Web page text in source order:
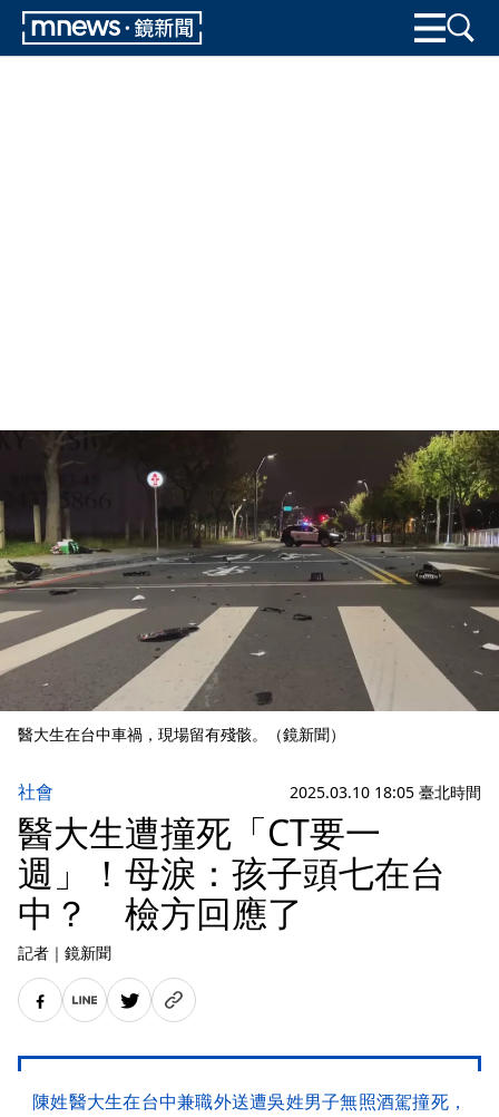
醫大生在台中車禍，現場留有殘骸。（鏡新聞）
社會 2025.03.10 18:05 臺北時間
醫大生遭撞死「CT要一
週」！母淚：孩子頭七在台
中？ 檢方回應了
記者 ｜ 鏡新聞
陳姓醫大生在台中兼職外送遭吳姓男子無照酒駕撞死，